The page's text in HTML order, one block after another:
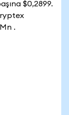
$0,2899.
.